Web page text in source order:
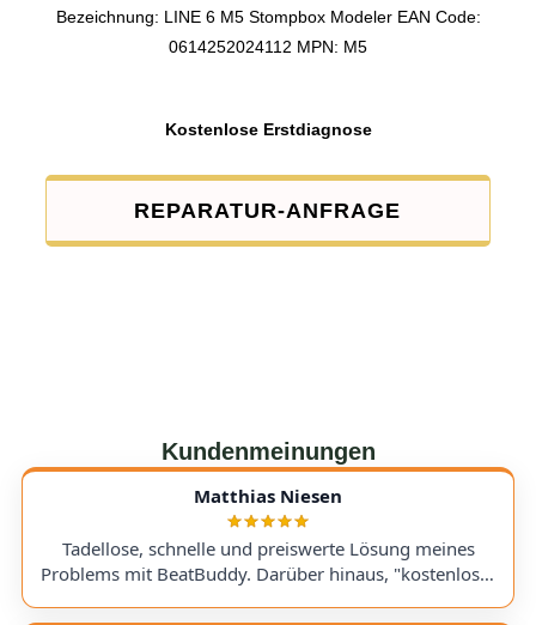
Bezeichnung: LINE 6 M5 Stompbox Modeler EAN Code:
0614252024112 MPN: M5
Kostenlose Erstdiagnose
REPARATUR-ANFRAGE
Kundenmeinungen
Matthias Niesen
Tadellose, schnelle und preiswerte Lösung meines
Problems mit BeatBuddy. Darüber hinaus, "kostenloser